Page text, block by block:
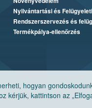
hogyan
kérjük, kattintson az
Nyilvántartási és
Rendszerszervezés és
Termékpálya-ellenőrzés